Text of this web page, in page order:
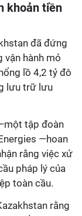
khoản tiền
đã đứng
vận hành mỏ
lồ 4,2 tỷ đô
lưu trữ lưu
tập đoàn
—hoan
rằng việc xử
pháp lý của
toàn cầu.
rằng